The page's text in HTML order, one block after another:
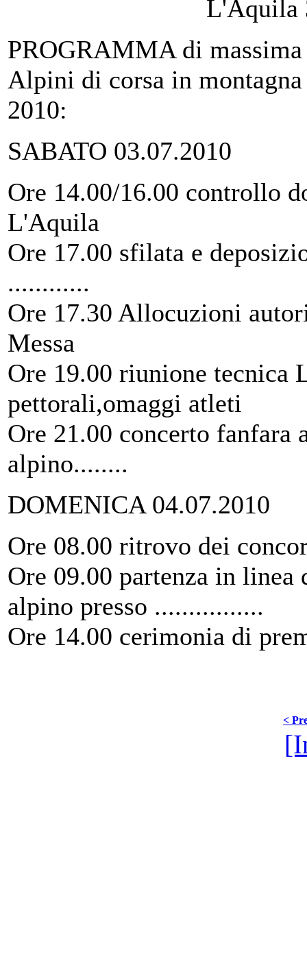
PROGRAMMA di
Alpini di corsa in
2010:
SABATO 03.07.2010
Ore 14.00/16.00 controllo
L'Aquila
Ore 17.00 sfilata e
............
Ore 17.30 Allocuzioni
Messa
Ore 19.00 riunione tecnica
pettorali,omaggi atleti
Ore 21.00 concerto fanfara
alpino........
DOMENICA 04.07.2010
Ore 08.00 ritrovo dei
Ore 09.00 partenza in
alpino presso ................
Ore 14.00 cerimonia di
<